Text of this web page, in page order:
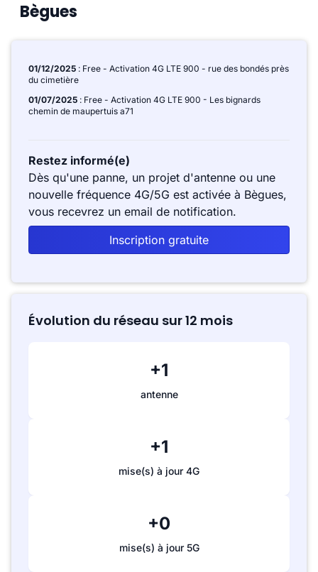
Bègues
01/12/2025 : Free - Activation 4G LTE 900 - rue des bondés près
du cimetière
01/07/2025 : Free - Activation 4G LTE 900 - Les bignards
chemin de maupertuis a71
Restez informé(e)
Dès qu'une panne, un projet d'antenne ou une
nouvelle fréquence 4G/5G est activée à Bègues,
vous recevrez un email de notification.
Inscription gratuite
Évolution du réseau sur 12 mois
+1
antenne
+1
mise(s) à jour 4G
+0
mise(s) à jour 5G